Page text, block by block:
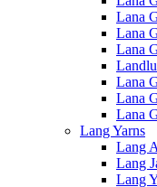
Lana
Lana
Lana
Lana
Lana
Lana
Lang Yarns
Lang
Lang
Lang